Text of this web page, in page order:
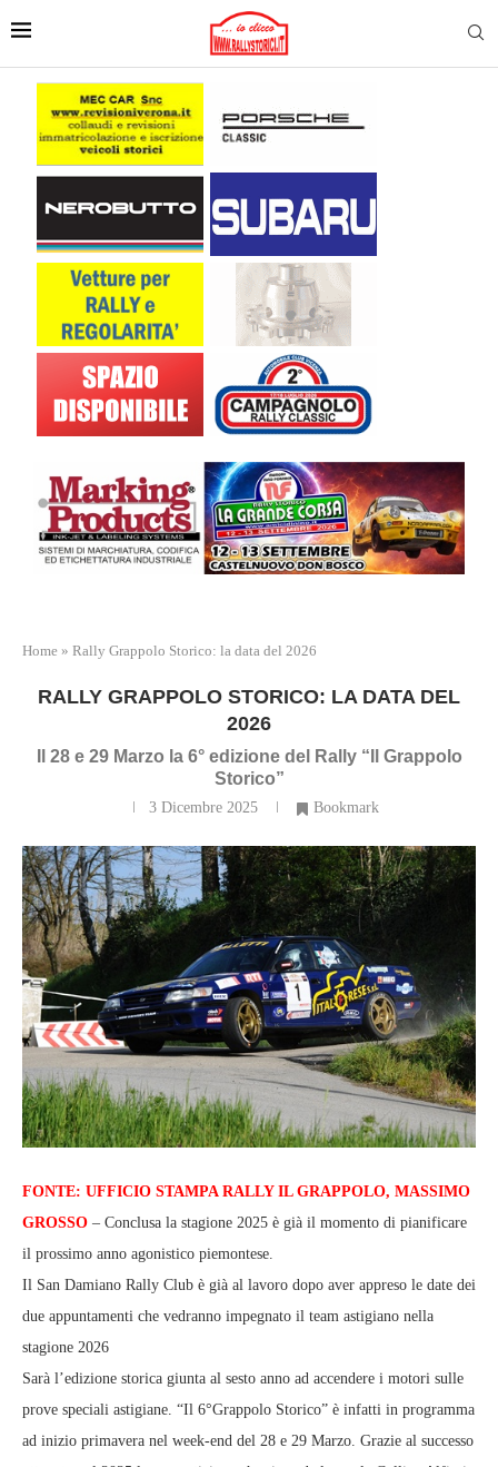
Home » Rally Grappolo Storico: la data del 2026
RALLY GRAPPOLO STORICO: LA DATA DEL
2026
Il 28 e 29 Marzo la 6° edizione del Rally “Il Grappolo
Storico”
3 Dicembre 2025 Bookmark
FONTE: UFFICIO STAMPA RALLY IL GRAPPOLO, MASSIMO
GROSSO – Conclusa la stagione 2025 è già il momento di pianificare
il prossimo anno agonistico piemontese.
Il San Damiano Rally Club è già al lavoro dopo aver appreso le date dei
due appuntamenti che vedranno impegnato il team astigiano nella
stagione 2026
Sarà l’edizione storica giunta al sesto anno ad accendere i motori sulle
prove speciali astigiane. “Il 6°Grappolo Storico” è infatti in programma
ad inizio primavera nel week-end del 28 e 29 Marzo. Grazie al successo